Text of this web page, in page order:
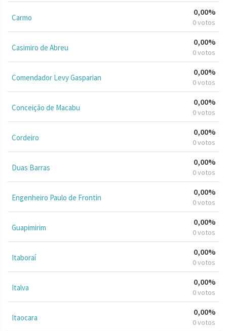
Carmo
0,00%
0 votos
Casimiro de Abreu
0,00%
0 votos
Comendador Levy Gasparian
0,00%
0 votos
Conceição de Macabu
0,00%
0 votos
Cordeiro
0,00%
0 votos
Duas Barras
0,00%
0 votos
Engenheiro Paulo de Frontin
0,00%
0 votos
Guapimirim
0,00%
0 votos
Itaboraí
0,00%
0 votos
Italva
0,00%
0 votos
Itaocara
0,00%
0 votos